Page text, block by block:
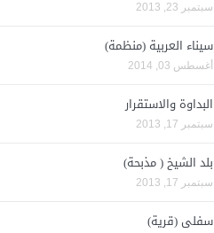
سبتمبر 23, 2013
سيناء العربية (منظمة)
أغسطس 03, 2014
البداوة والاستقرار
سبتمبر 17, 2013
بلد الشيخ ( مذبحة)
سبتمبر 17, 2013
سفلى (قرية)